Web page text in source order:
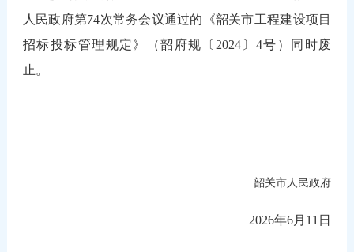
人民政府第74次常务会议通过的《韶关市工程建设项目
招标投标管理规定》（韶府规〔2024〕4号）同时废
止。
韶关市人民政府
2026年6月11日